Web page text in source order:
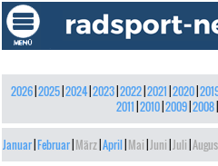
2026| 2025| 2024| 2023| 2022| 2021 2020|
2011 2010| 2009| 2008|
Januar Februar März April Mai Juni Juli